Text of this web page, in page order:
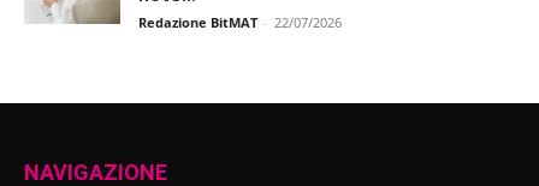
Redazione BitMAT - 22/07/2026
NAVIGAZIONE